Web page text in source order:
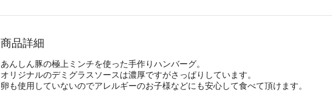
商品詳細
あんしん豚の極上ミンチを使った手作りハンバーグ。
オリジナルのデミグラスソースは濃厚ですがさっぱりしています。
卵も使用していないのでアレルギーのお子様などにも安心して食べて頂けます。